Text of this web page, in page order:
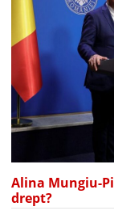
Alina Mungiu-
drept?